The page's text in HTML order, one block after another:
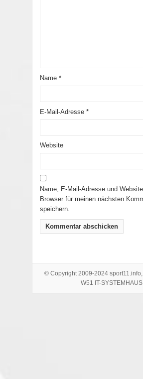
Name *
E-Mail-Adresse *
Website
Name, E-Mail-Adresse und
Browser für meinen nächsten
speichern.
© Copyright 2009-2024
W51 IT-SYSTEMHAUS